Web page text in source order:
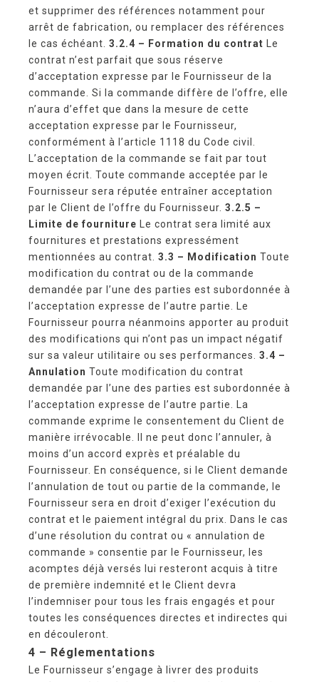
et supprimer des références notamment pour
arrêt de fabrication, ou remplacer des références
le cas échéant. 3.2.4 – Formation du contrat Le
contrat n’est parfait que sous réserve
d’acceptation expresse par le Fournisseur de la
commande. Si la commande diffère de l’offre, elle
n’aura d’effet que dans la mesure de cette
acceptation expresse par le Fournisseur,
conformément à l’article 1118 du Code civil.
L’acceptation de la commande se fait par tout
moyen écrit. Toute commande acceptée par le
Fournisseur sera réputée entraîner acceptation
par le Client de l’offre du Fournisseur. 3.2.5 –
Limite de fourniture Le contrat sera limité aux
fournitures et prestations expressément
mentionnées au contrat. 3.3 – Modification Toute
modification du contrat ou de la commande
demandée par l’une des parties est subordonnée à
l’acceptation expresse de l’autre partie. Le
Fournisseur pourra néanmoins apporter au produit
des modifications qui n’ont pas un impact négatif
sur sa valeur utilitaire ou ses performances. 3.4 –
Annulation Toute modification du contrat
demandée par l’une des parties est subordonnée à
l’acceptation expresse de l’autre partie. La
commande exprime le consentement du Client de
manière irrévocable. Il ne peut donc l’annuler, à
moins d’un accord exprès et préalable du
Fournisseur. En conséquence, si le Client demande
l’annulation de tout ou partie de la commande, le
Fournisseur sera en droit d’exiger l’exécution du
contrat et le paiement intégral du prix. Dans le cas
d’une résolution du contrat ou « annulation de
commande » consentie par le Fournisseur, les
acomptes déjà versés lui resteront acquis à titre
de première indemnité et le Client devra
l’indemniser pour tous les frais engagés et pour
toutes les conséquences directes et indirectes qui
en découleront.
4 – Réglementations
Le Fournisseur s’engage à livrer des produits